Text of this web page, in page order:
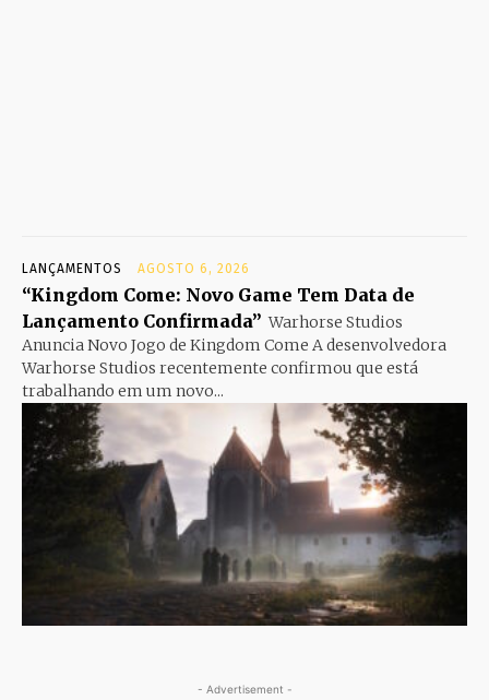
LANÇAMENTOS AGOSTO 6, 2026
“Kingdom Come: Novo Game Tem Data de
Lançamento Confirmada” Warhorse Studios
Anuncia Novo Jogo de Kingdom Come A desenvolvedora
Warhorse Studios recentemente confirmou que está
trabalhando em um novo...
- Advertisement -